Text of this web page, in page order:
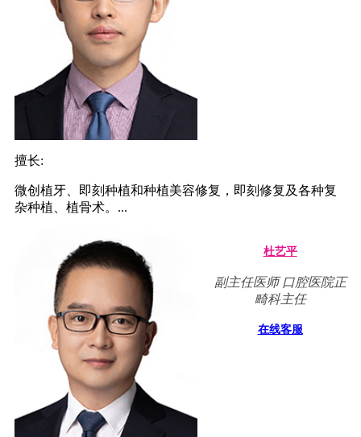
擅长:
微创植牙、即刻种植和种植美容修复，即刻修复及各种复
杂种植、植骨术。...
杜艺平
副主任医师 口腔医院正
畸科主任
在线客服